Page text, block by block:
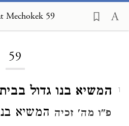
Mechokek 59
59
1 המשיא בנו גדול
פ"ו מה' זכיה המשיא